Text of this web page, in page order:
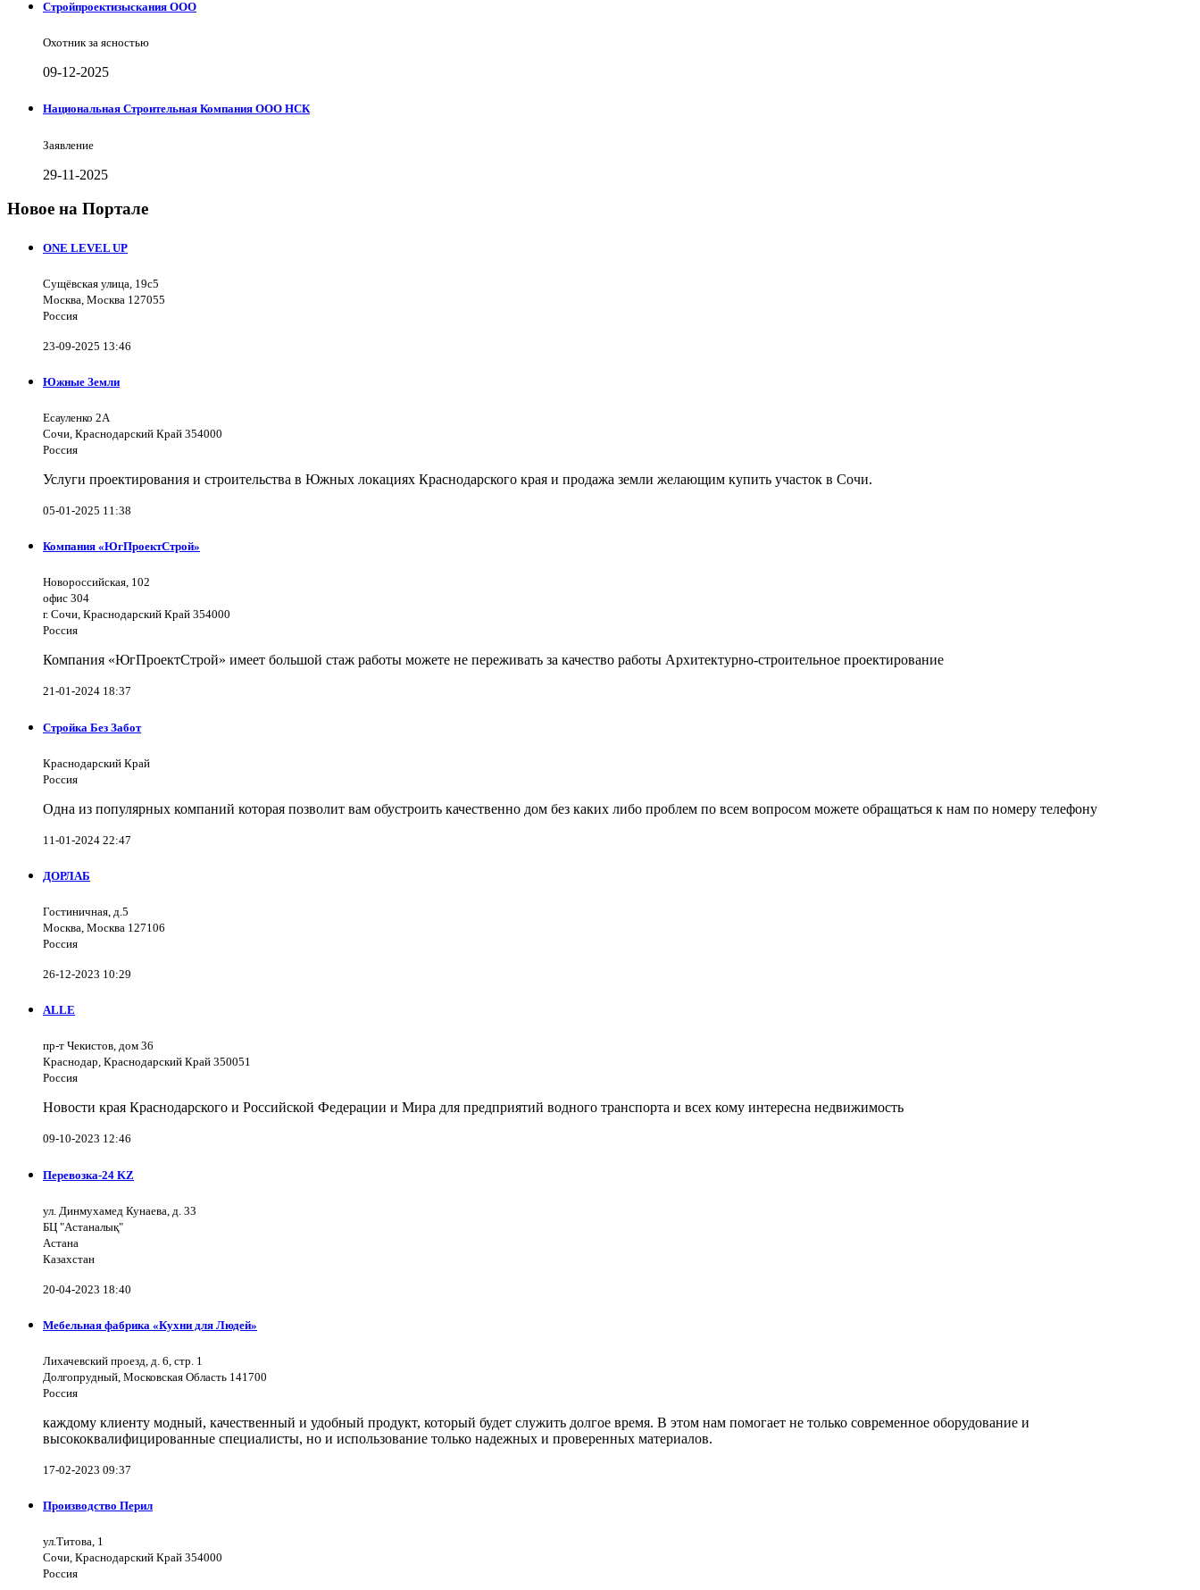
Стройпроектизыскания ООО
Охотник за ясностью
09-12-2025
Национальная Строительная Компания ООО НСК
Заявление
29-11-2025
Новое на Портале
ONE LEVEL UP
Сущёвская улица, 19с5
Москва, Москва 127055
Россия
23-09-2025 13:46
Южные Земли
Есауленко 2А
Сочи, Краснодарский Край 354000
Россия
Услуги проектирования и строительства в Южных локациях Краснодарского края и продажа земли желающим купить участок в Сочи.
05-01-2025 11:38
Компания «ЮгПроектСтрой»
Новороссийская, 102
офис 304
г. Сочи, Краснодарский Край 354000
Россия
Компания «ЮгПроектСтрой» имеет большой стаж работы можете не переживать за качество работы Архитектурно-строительное проектирование
21-01-2024 18:37
Стройка Без Забот
Краснодарский Край
Россия
Одна из популярных компаний которая позволит вам обустроить качественно дом без каких либо проблем по всем вопросом можете обращаться к нам по номеру телефону
11-01-2024 22:47
ДОРЛАБ
Гостиничная, д.5
Москва, Москва 127106
Россия
26-12-2023 10:29
ALLE
пр-т Чекистов, дом 36
Краснодар, Краснодарский Край 350051
Россия
Новости края Краснодарского и Российской Федерации и Мира для предприятий водного транспорта и всех кому интересна недвижимость
09-10-2023 12:46
Перевозка-24 KZ
ул. Динмухамед Кунаева, д. 33
БЦ "Астаналық"
Астана
Казахстан
20-04-2023 18:40
Мебельная фабрика «Кухни для Людей»
Лихачевский проезд, д. 6, стр. 1
Долгопрудный, Московская Область 141700
Россия
каждому клиенту модный, качественный и удобный продукт, который будет служить долгое время. В этом нам помогает не только современное оборудование и
высококвалифицированные специалисты, но и использование только надежных и проверенных материалов.
17-02-2023 09:37
Производство Перил
ул.Титова, 1
Сочи, Краснодарский Край 354000
Россия